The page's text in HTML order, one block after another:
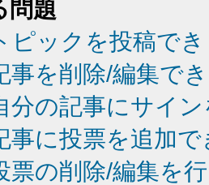
問題
ピックを投稿で
事を削除/編集で
分の記事にサイ
事に投票を追加
票の削除/編集を